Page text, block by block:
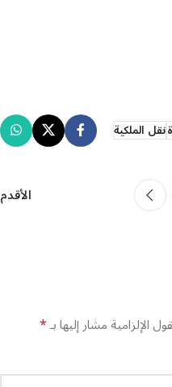
نقل الملكية
الأقدم
الإلزامية مشار إليها بـ*